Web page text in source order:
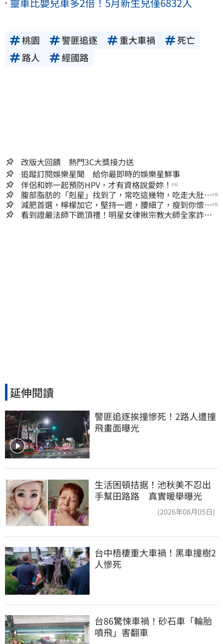
桃園 警匪追逐 重大車禍
死亡
路人
經國路
改版大回饋 熱門3C大獎接力送
追蹤訂閱娛樂星聞 給你最即時的娛樂星鮮事
伴侶和妳一起預防HPV，才有資格說愛妳！ PR
腹部脂肪的「剋星」找到了，常吃這幾物，吃走大肚
囊，瘦出小蠻腰
PR
減肥首選，檸檬加它，堅持一週，腰細了，瘦到你懷疑
人生
PR
看到證嚴法師下跪頂禮！明星女律揪宗教大師全家詐慈
延伸閱讀
警匪追逐挨撞慘死！2路人遭撞
飛畫面曝光
生活困頓拮据！池秋美不忍出
手幫田路路 真實暖舉曝光
(2026年08月05日)
台中梧棲重大車禍！黑車撞樹2
人慘死
台86驚悚車禍！砂石車「輪胎
噴飛」害翻車